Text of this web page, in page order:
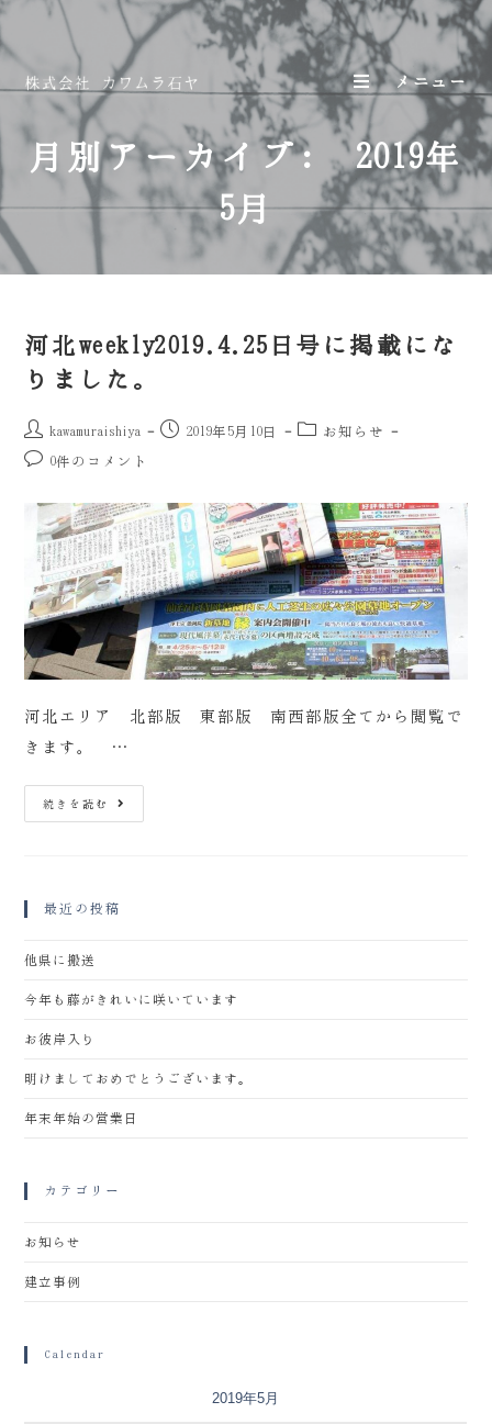
メニュー
月別アーカイブ: 2019年
5月
河北weekly2019.4.25日号に掲載にな
りました。
kawamuraishiya 2019年5月10日 お知らせ
0件のコメント
河北エリア 北部版 東部版 南西部版全てから閲覧で
きます。 …
続きを読む
最近の投稿
他県に搬送
今年も藤がきれいに咲いています
お彼岸入り
明けましておめでとうございます。
年末年始の営業日
カテゴリー
お知らせ
建立事例
Calendar
2019年5月